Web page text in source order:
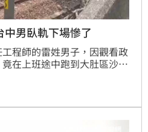
男臥軌下場慘了
程師的雷姓男子，因觀看政
在上班途中跑到大肚區沙田
有釀成死傷，但雷男行為造
刑3年，並施以監護1年；全